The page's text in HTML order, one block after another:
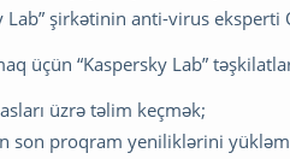
Lab” şirkətinin anti-virus eksperti
üçün “Kaspersky Lab”
üzrə təlim keçmək;
son proqram yeniliklərini